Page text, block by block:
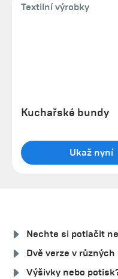
Textilní výrobky
Kuchařské bundy
Ukaž nyní
Nechte si potlačit
Dvě verze v
Výšivky nebo